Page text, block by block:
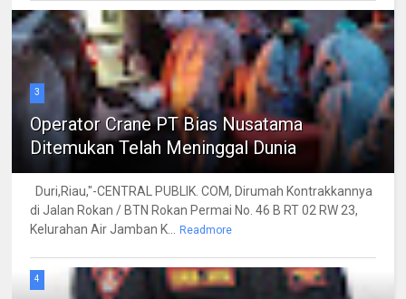
3
Operator Crane PT Bias Nusatama
Ditemukan Telah Meninggal Dunia
Duri,Riau,"-CENTRAL PUBLIK. COM, Dirumah Kontrakkannya
di Jalan Rokan / BTN Rokan Permai No. 46 B RT 02 RW 23,
Kelurahan Air Jamban K...
Readmore
4